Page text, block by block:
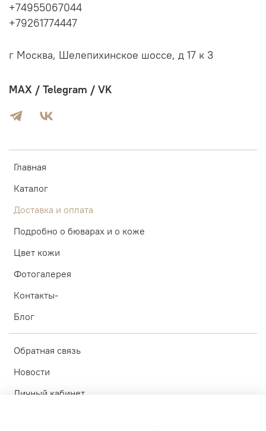
Главная
Каталог
Доставка и оплата
Подробно о бюварах и о коже
Цвет кожи
Фотогалерея
Контакты-
Блог
Обратная связь
Новости
Личный кабинет
+74955067044
+79261774447
г Москва, Шелепихинское шоссе, д 17 к 3
MAX / Telegram / VK